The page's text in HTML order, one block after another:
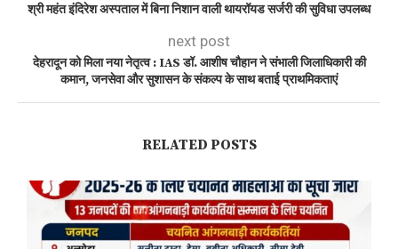
श्री महंत इंदिरेश अस्पताल में बिना निशान वाली थायरॉयड सर्जरी की सुविधा उपलब्ध
next post
देहरादून को मिला नया नेतृत्व : IAS डॉ. आशीष चौहान ने संभाली जिलाधिकारी की
कमान, जनसेवा और सुशासन के संकल्प के साथ बताई प्राथमिकताएं
RELATED POSTS